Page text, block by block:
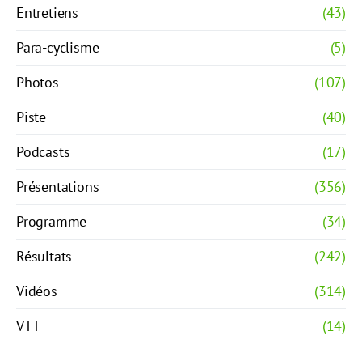
Entretiens
(43)
Para-cyclisme
(5)
Photos
(107)
Piste
(40)
Podcasts
(17)
Présentations
(356)
Programme
(34)
Résultats
(242)
Vidéos
(314)
VTT
(14)